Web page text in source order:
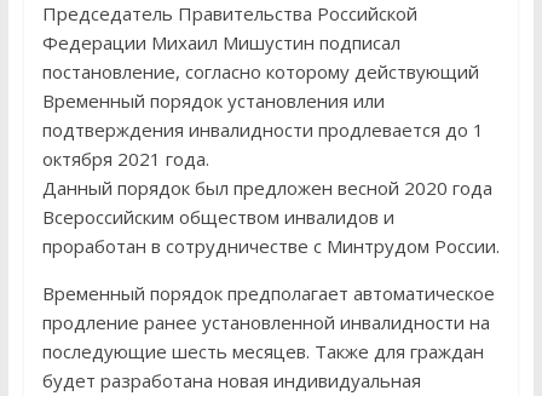
Председатель Правительства Российской
Федерации Михаил Мишустин подписал
постановление, согласно которому действующий
Временный порядок установления или
подтверждения инвалидности продлевается до 1
октября 2021 года.
Данный порядок был предложен весной 2020 года
Всероссийским обществом инвалидов и
проработан в сотрудничестве с Минтрудом России.
Временный порядок предполагает автоматическое
продление ранее установленной инвалидности на
последующие шесть месяцев. Также для граждан
будет разработана новая индивидуальная